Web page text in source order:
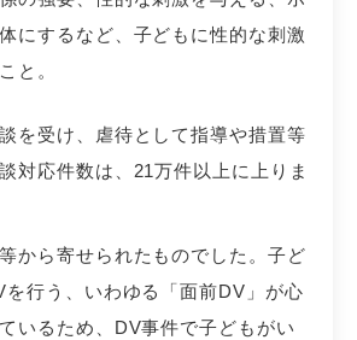
にするなど、子どもに性的な刺激
と。
を受け、虐待として指導や措置等
対応件数は、21万件以上に上りま
から寄せられたものでした。子ど
を行う、いわゆる「面前DV」が心
いるため、DV事件で子どもがい